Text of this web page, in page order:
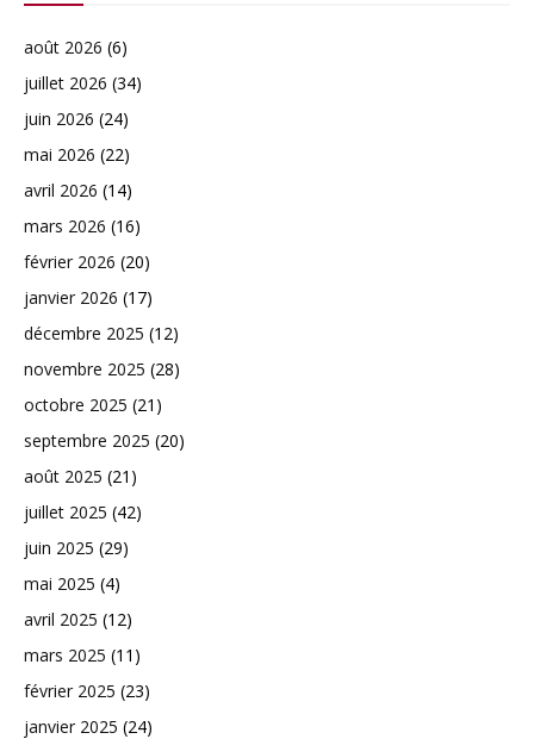
août 2026 (6)
juillet 2026 (34)
juin 2026 (24)
mai 2026 (22)
avril 2026 (14)
mars 2026 (16)
février 2026 (20)
janvier 2026 (17)
décembre 2025 (12)
novembre 2025 (28)
octobre 2025 (21)
septembre 2025 (20)
août 2025 (21)
juillet 2025 (42)
juin 2025 (29)
mai 2025 (4)
avril 2025 (12)
mars 2025 (11)
février 2025 (23)
janvier 2025 (24)